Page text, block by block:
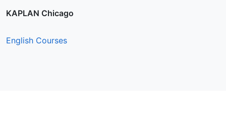
KAPLAN Chicago
English Courses